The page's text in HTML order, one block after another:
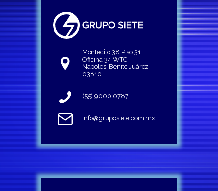
Montecito 38 Piso 31
Oficina 34 WTC
Napoles, Benito Juárez
03810
(55) 9000 0787
info@gruposiete.com.mx